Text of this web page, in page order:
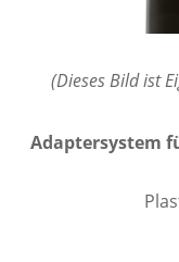
(Dieses Bild ist
Adaptersystem